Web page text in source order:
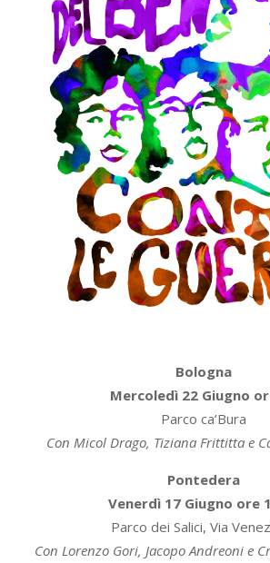
Bologna
Mercoledì 22 Giugno
Parco ca’Bura
Con Micol Drago, Tiziana Frittitta e
Pontedera
Venerdì 17 Giugno ore
Parco dei Salici, Via
Con Lorenzo Gori, Jacopo Andreoni e